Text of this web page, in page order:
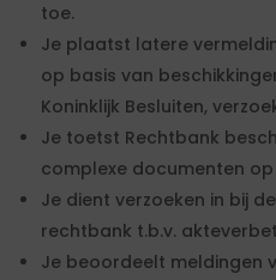
toe.
Je plaatst latere
op basis van
Koninklijk Besluiten,
Je toetst Rechtbank
complexe documenten
Je dient verzoeken in bij
rechtbank t.b.v.
Je beoordeelt meldingen